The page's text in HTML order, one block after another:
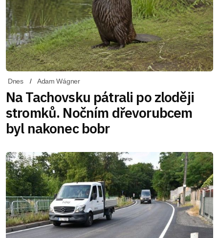
Dnes Adam Wágner
Na Tachovsku pátrali po zloději
stromků. Nočním dřevorubcem
byl nakonec bobr